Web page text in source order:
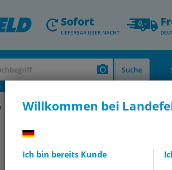
Willkommen bei
Ich bin bereits Kunde
Sofort
LIEFERBAR ÜBER NACHT
Suche